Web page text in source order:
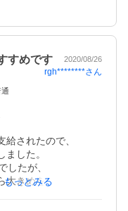
すめです 2020/08/26
rgh********さん
されたので、
した。
したが、
きめを購入すると
もっとみる